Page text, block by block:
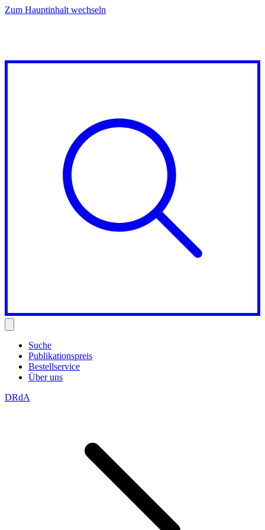
Zum Hauptinhalt wechseln
Suche
Publikationspreis
Bestellservice
Über uns
DRdA